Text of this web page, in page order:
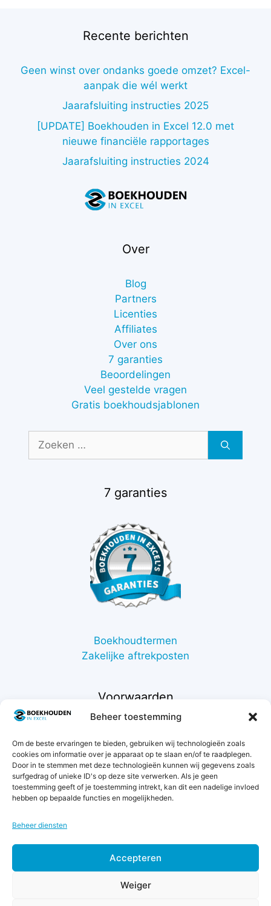
Beheer toestemming
Om de beste ervaringen te bieden, gebruiken wij technologieën zoals
cookies om informatie over je apparaat op te slaan en/of te raadplegen.
Door in te stemmen met deze technologieën kunnen wij gegevens zoals
surfgedrag of unieke ID's op deze site verwerken. Als je geen
toestemming geeft of je toestemming intrekt, kan dit een nadelige invloed
hebben op bepaalde functies en mogelijkheden.
Beheer diensten
Accepteren
Weiger
Recente berichten
Geen winst over ondanks goede omzet? Excel-
aanpak die wél werkt
Jaarafsluiting instructies 2025
[UPDATE] Boekhouden in Excel 12.0 met
nieuwe financiële rapportages
Jaarafsluiting instructies 2024
Over
Blog
Partners
Licenties
Affiliates
Over ons
7 garanties
Beoordelingen
Veel gestelde vragen
Gratis boekhoudsjablonen
Zoek
7 garanties
Boekhoudtermen
Zakelijke aftrekposten
Voorwaarden
Support
Retourneren
Privacybeleid
Betaalmethodes